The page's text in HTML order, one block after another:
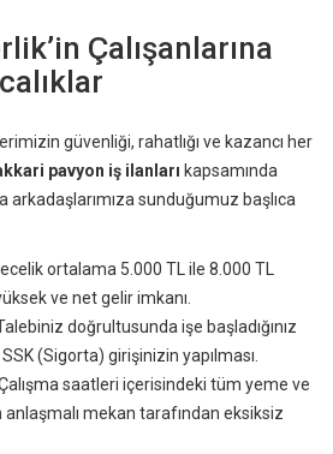
Çalışanlarına
güvenliği, rahatlığı ve kazancı her
pavyon iş ilanları kapsamında
arkadaşlarımıza sunduğumuz başlıca
ortalama 5.000 TL ile 8.000 TL
ve net gelir imkanı.
doğrultusunda işe başladığınız
(Sigorta) girişinizin yapılması.
saatleri içerisindeki tüm yeme ve
anlaşmalı mekan tarafından eksiksiz